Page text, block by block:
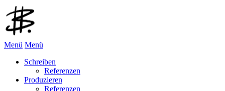
Menü Menü
Schreiben
Referenzen
Produzieren
Referenzen